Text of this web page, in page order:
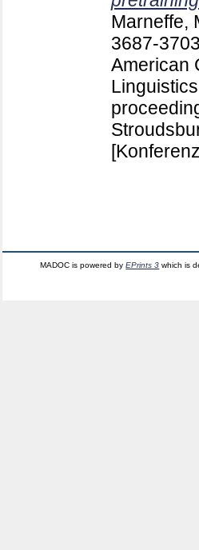
Marneffe,
3687-3703
American
MADOC is powered byEPrints 3 which is